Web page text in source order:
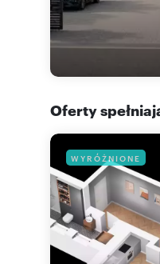
Oferty
WYRÓŻNIONE